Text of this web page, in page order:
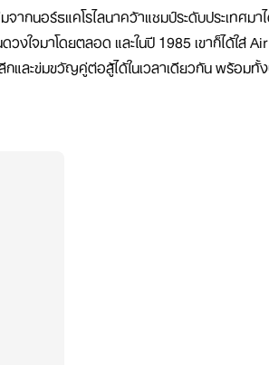
ากนอร์ธแคโรไลนาคว้าแชมป์ระดับประเทศม
งใจมาโดยตลอด และในปี 1985 เขาก็ได้ใส่
ละข่มขวัญคู่ต่อสู้ได้ในเวลาเดียวกัน พร้อมทั้ง